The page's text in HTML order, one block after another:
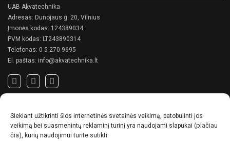
Siekiant užtikrinti šios internetinės svetainės veikimą, patobulinti jos
veikimą bei suasmenintų reklaminį turinį yra naudojami slapukai (plačiau
čia), kurių naudojimui turite sutikti.
UAB Akvatechnika
Adresas: Dunojaus g. 20, Vilnius
Įmonės kodas: 124389034
PVM kodas: LT243890314
Telefonas: 0 5 270 9695
El. paštas: info@akvatechnika.lt
Privatumo politika
Pirkimo sąlygos